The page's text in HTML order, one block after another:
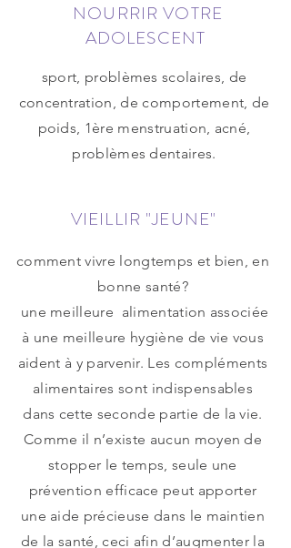
NOURRIR VOTRE
ADOLESCENT
sport, problèmes scolaires, de
concentration, de comportement, de
poids, 1ère menstruation, acné,
problèmes dentaires.
VIEILLIR "JEUNE"
comment vivre longtemps et bien, en
bonne santé?
une meilleure alimentation associée
à une meilleure hygiène de vie vous
aident à y parvenir. Les compléments
alimentaires sont indispensables
dans cette seconde partie de la vie.
Comme il n’existe aucun moyen de
stopper le temps, seule une
prévention efficace peut apporter
une aide précieuse dans le maintien
de la santé, ceci afin d’augmenter la